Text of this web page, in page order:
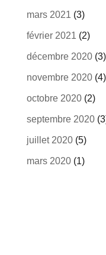
mars 2021 (3)
février 2021 (2)
décembre 2020(3)
novembre 2020(4)
octobre 2020(2)
septembre 2020
juillet 2020(5)
mars 2020(1)